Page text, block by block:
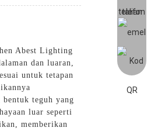
Abest Lighting
dan luaran,
untuk tetapan
bentuk teguh yang
luar seperti
memberikan